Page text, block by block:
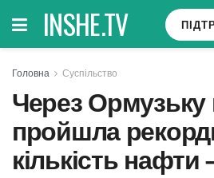
INSHE.TV
Головна Суспільство
Через Ормузьку
пройшла
кількість нафти